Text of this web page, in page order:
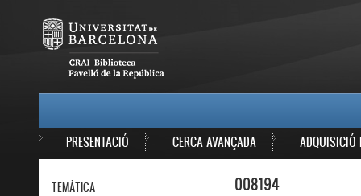
PRESENTACIÓ CERCA AVANÇADA ADQUISICIÓ
008194
TEMÀTICA